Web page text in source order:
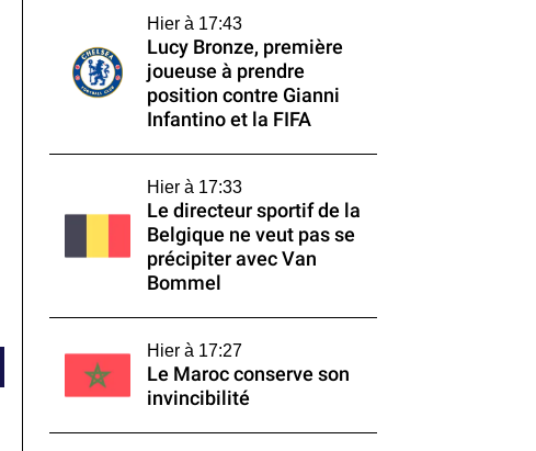
Hier à 17:43
Lucy Bronze, première
joueuse à prendre
position contre Gianni
Infantino et la FIFA
Hier à 17:33
Le directeur sportif de la
Belgique ne veut pas se
précipiter avec Van
Bommel
Hier à 17:27
Le Maroc conserve son
invincibilité